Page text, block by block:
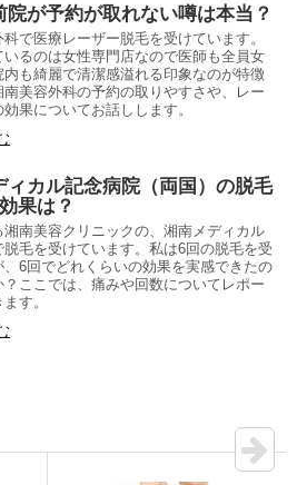
院が予約が取れない噂は本当？
で医療レーザー脱毛を受けています。
いるのは女性専門店なので医師も全員女
内も綺麗で清潔感溢れる印象なのが特徴
南美容外科の予約の取りやすさや、レー
果についてお話しします。
ィカル記念病院（両国）の脱毛
果は？
湘南美容クリニックの、湘南メディカル
脱毛を受けています。私は6回の脱毛を受
、6回でどれくらいの効果を実感できたの
？ここでは、痛みや回数についてレポー
す。